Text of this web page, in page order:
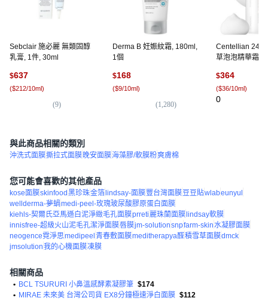
Sebclair 施必麗 無類固醇
乳膏, 1件, 30ml
$637
($212/10ml)
(9)
Derma B 妊娠紋霜, 180ml,
1個
$168
($9/10ml)
(1,280)
Centellian 24
草泡泡精華霜,
$364
($36/10ml)
0
與此商品相關的類別
沖洗式面膜撕拉式面膜晚安面膜海藻膠/軟膜粉爽膚棉
您可能會喜歡的其他產品
kose面膜skinfood 黑珍珠金箔 lindsay-面膜豐台灣面膜 豆豆貼wlabeunyul
wellderma-夢蝸medi-peel-玫瑰玻尿酸膠原蛋白面膜
kiehls-契爾氏亞馬遜白泥淨緻毛孔面膜prreti麗珠蘭面膜 lindsay軟膜
innisfree-超級火山泥毛孔潔淨面膜唇膜jm-solutionsnpfarm-skin水凝膠面膜
neogence霓淨思medipeel 青春敷面膜meditherapya醛積雪草面膜dmck
jmsolution我的心機面膜凍膜
相關商品
• BCL TSURURI 小鼻溫感酵素凝膠筆 $174
• MIRAE 未來美 台灣公司貨 EX8分鐘極速淨白面膜 $112